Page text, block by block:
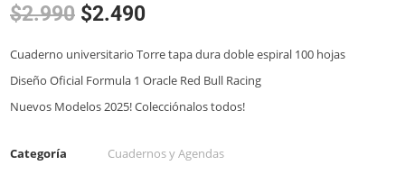
$2.990 $2.490
Cuaderno universitario Torre tapa dura doble espiral 100 hojas
Diseño Oficial Formula 1 Oracle Red Bull Racing
Nuevos Modelos 2025! Colecciónalos todos!
Categoría Cuadernos y Agendas